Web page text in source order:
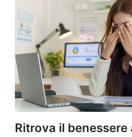
Ritrova il benessere